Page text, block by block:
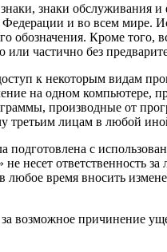
знаки
и во всем мире.
обозначения. Кроме
частично без
к некоторым видам
на одном
производные от
третьим лицам в любой
с
несет ответственность
любое время вносить
возможное причинение